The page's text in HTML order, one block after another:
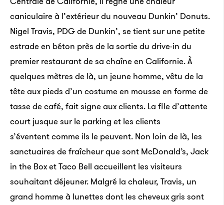
caniculaire à l’extérieur du nouveau Dunkin’ Donuts.
Nigel Travis, PDG de Dunkin’, se tient sur une petite
estrade en béton près de la sortie du drive-in du
premier restaurant de sa chaîne en Californie. À
quelques mètres de là, un jeune homme, vêtu de la
tête aux pieds d’un costume en mousse en forme de
tasse de café, fait signe aux clients. La file d’attente
court jusque sur le parking et les clients
s’éventent comme ils le peuvent. Non loin de là, les
sanctuaires de fraîcheur que sont McDonald’s, Jack
in the Box et Taco Bell accueillent les visiteurs
souhaitant déjeuner. Malgré la chaleur, Travis, un
grand homme à lunettes dont les cheveux gris sont